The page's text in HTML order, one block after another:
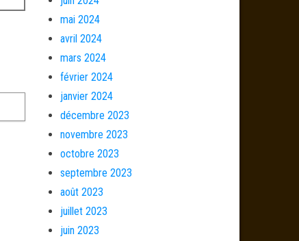
mai 2024
avril 2024
mars 2024
février 2024
janvier 2024
décembre 2023
novembre 2023
octobre 2023
septembre 2023
août 2023
juillet 2023
juin 2023